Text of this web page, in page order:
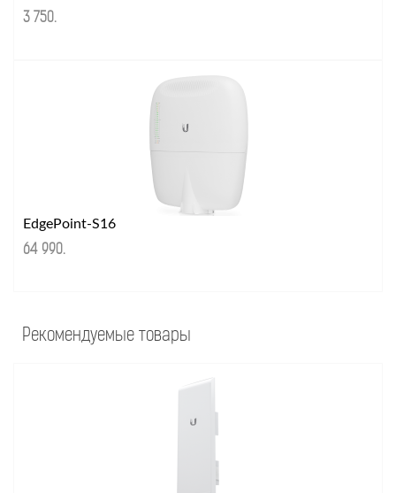
3 750.
EdgePoint-S16
64 990.
Рекомендуемые товары